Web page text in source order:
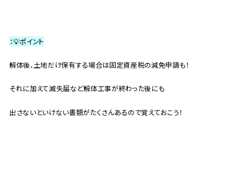
：💡ポイント
解体後、土地だけ保有する場合は固定資産税の減免申請も！
それに加えて滅失届など解体工事が終わった後にも
出さないといけない書類がたくさんあるので覚えておこう！